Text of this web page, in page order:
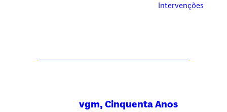
Intervenções
vgm, Cinquenta Anos